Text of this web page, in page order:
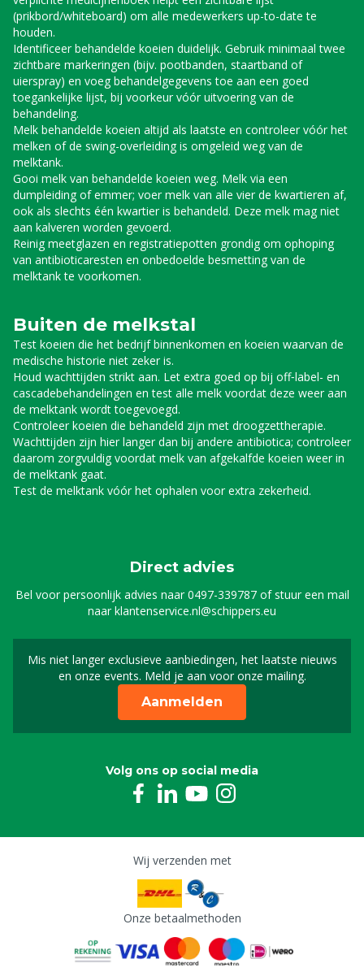
(prikbord/whiteboard) om alle medewerkers up-to-date te
houden.
Identificeer behandelde koeien duidelijk. Gebruik minimaal twee
zichtbare markeringen (bijv. pootbanden, staartband of
uierspray) en voeg behandelgegevens toe aan een goed
toegankelijke lijst, bij voorkeur vóór uitvoering van de
behandeling.
Melk behandelde koeien altijd als laatste en controleer vóór het
melken of de swing-overleiding is omgeleid weg van de
melktank.
Gooi melk van behandelde koeien weg. Melk via een
dumpleiding of emmer; voer melk van alle vier de kwartieren af,
ook als slechts één kwartier is behandeld. Deze melk mag niet
aan kalveren worden gevoerd.
Reinig meetglazen en registratiepotten grondig om ophoping
van antibioticaresten en onbedoelde besmetting van de
melktank te voorkomen.
Buiten de melkstal
Test koeien die het bedrijf binnenkomen en koeien waarvan de
medische historie niet zeker is.
Houd wachttijden strikt aan. Let extra goed op bij off‑label- en
cascadebehandelingen en test alle melk voordat deze weer aan
de melktank wordt toegevoegd.
Controleer koeien die behandeld zijn met droogzettherapie.
Wachttijden zijn hier langer dan bij andere antibiotica; controleer
daarom zorgvuldig voordat melk van afgekalfde koeien weer in
de melktank gaat.
Test de melktank vóór het ophalen voor extra zekerheid.
Direct advies
Bel voor persoonlijk advies naar0497-339787of stuur een mail
naarklantenservice.nl@schippers.eu
Mis niet langer exclusieve aanbiedingen, het laatste nieuws
en onze events. Meld je aan voor onze mailing.
Schrijf je in voor onze
Aanmelden
Volg ons op social media
Wij verzenden met
Onze betaalmethoden